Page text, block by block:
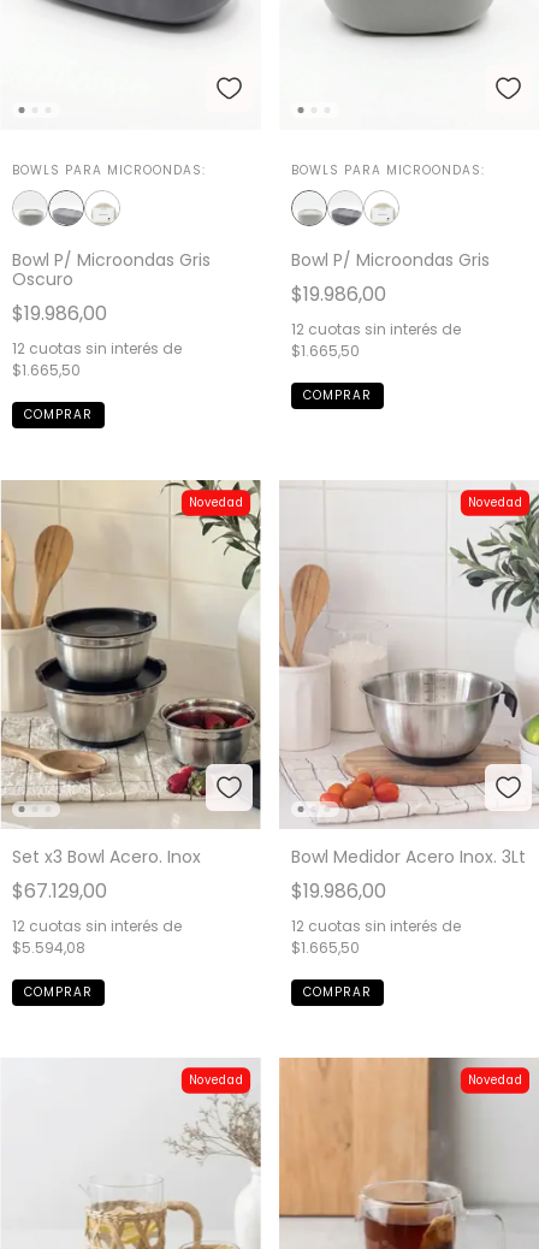
BOWLS PARA MICROONDAS:
Bowl P/ Microondas Gris
Oscuro
$19.986,00
12 cuotas sin interés de
$1.665,50
BOWLS PARA MICROONDAS:
Bowl P/ Microondas Gris
$19.986,00
12 cuotas sin interés de
$1.665,50
Novedad
Set x3 Bowl Acero. Inox
$67.129,00
12 cuotas sin interés de
$5.594,08
Novedad
Bowl Medidor Acero Inox. 3Lt
$19.986,00
12 cuotas sin interés de
$1.665,50
Novedad Novedad